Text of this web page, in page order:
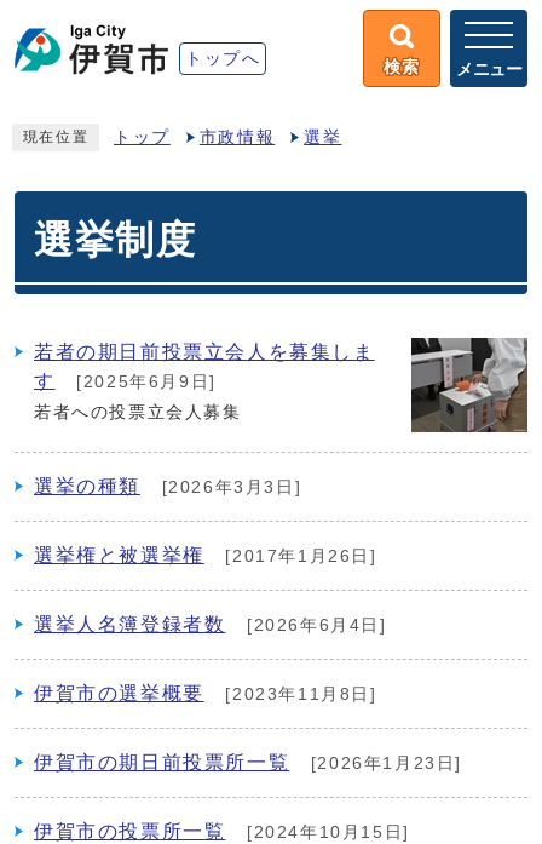
トップへ 検索 メニュー
現在位置 トップ 市政情報 選挙
選挙制度
若者の期日前投票立会人を募集しま
す
[2025年6月9日]
若者への投票立会人募集
選挙の種類 [2026年3月3日]
選挙権と被選挙権 [2017年1月26日]
選挙人名簿登録者数 [2026年6月4日]
伊賀市の選挙概要 [2023年11月8日]
伊賀市の期日前投票所一覧 [2026年1月23日]
伊賀市の投票所一覧 [2024年10月15日]